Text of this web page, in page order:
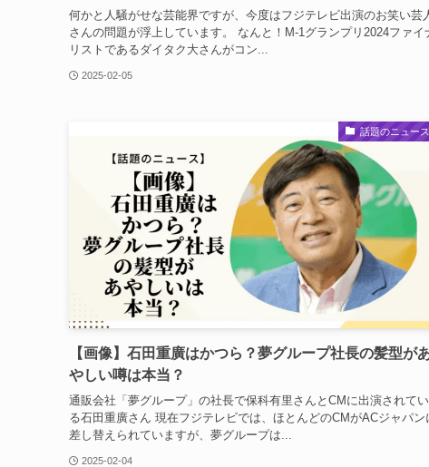
何かと人騒がせな芸能界ですが、今度はフジテレビ出演のお笑い芸
さんの問題が浮上しています。 なんと！M-1グランプリ2024ファイ
リストであるダイタク大さんがコン...
2025-02-05
話題のニュース
【画像】石田重廣はかつら？夢グループ社長の髪型が
やしい噂は本当？
通販会社「夢グループ」の社長で保科有里さんとCMに出演されてい
る石田重廣さん 現在フジテレビでは、ほとんどのCMがACジャパン
差し替えられていますが、夢グループは...
2025-02-04